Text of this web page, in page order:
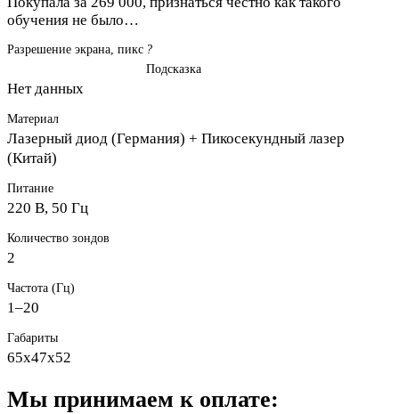
обучения не было…
Разрешение экрана, пикс ?
Подсказка
Нет данных
Материал
Лазерный диод (Германия) + Пикосекундный лазер
(Китай)
Питание
220 В, 50 Гц
Количество зондов
2
Частота (Гц)
1–20
Габариты
65х47х52
Мы принимаем к оплате: